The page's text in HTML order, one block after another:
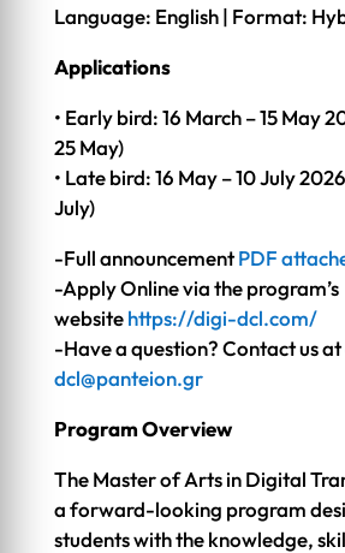
Language: English | Format:
Applications
• Early bird: 16 March – 15 May
25 May)
• Late bird: 16 May – 10 July
July)
-Full announcement PDF
-Apply Online via the program’s
website https://digi-dcl.com/
-Have a question? Contact us at
dcl@panteion.gr
Program Overview
The Master of Arts in Digital
a forward-looking program
students with the knowledge,